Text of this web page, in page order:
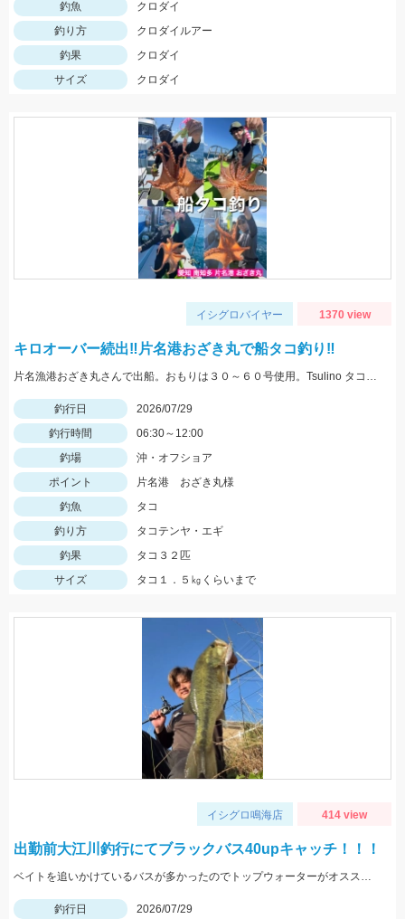
釣魚
クロダイ
釣り方
クロダイルアー
釣果
クロダイ
サイズ
クロダイ
イシグロバイヤー 1370 view
キロオーバー続出‼片名港おざき丸で船タコ釣り‼
片名漁港おざき丸さんで出船。おもりは３０～６０号使用。Tsulino タコエギ大活躍‼白やピンクゼブラ、黄色が特におすすめ！
釣行日
2026/07/29
釣行時間
06:30～12:00
釣場
沖・オフショア
ポイント
片名港 おざき丸様
釣魚
タコ
釣り方
タコテンヤ・エギ
釣果
タコ３２匹
サイズ
タコ１．５㎏くらいまで
イシグロ鳴海店 414 view
出勤前大江川釣行にてブラックバス40upキャッチ！！！
ベイトを追いかけているバスが多かったのでトップウォーターがオススメ！！
釣行日 2026/07/29